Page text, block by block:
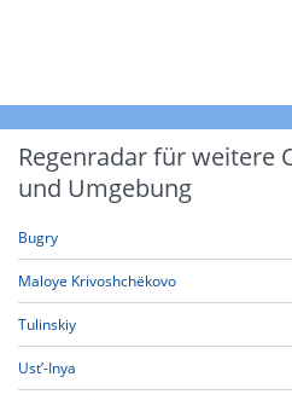
Regenradar für weitere
und Umgebung
Bugry
Maloye Krivoshchëkovo
Tulinskiy
Ust’-Inya